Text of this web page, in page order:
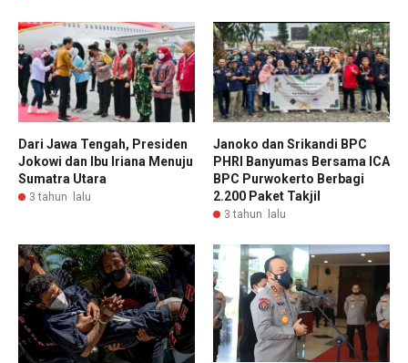
Dari Jawa Tengah, Presiden
Jokowi dan Ibu Iriana Menuju
Sumatra Utara
3 tahun lalu
Janoko dan Srikandi BPC
PHRI Banyumas Bersama ICA
BPC Purwokerto Berbagi
2.200 Paket Takjil
3 tahun lalu